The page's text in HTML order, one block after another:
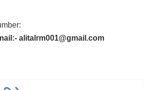
alitalrm001@gmail.com